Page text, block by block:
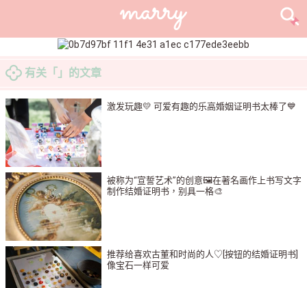
有关「」的文章
激发玩趣💛 可爱有趣的乐高婚姻证明书太棒了💙
被称为“宣誓艺术”的创意🖼在著名画作上书写文字
制作结婚证明书，别具一格🎨
推荐给喜欢古董和时尚的人♡[按钮的结婚证明书]
像宝石一样可爱